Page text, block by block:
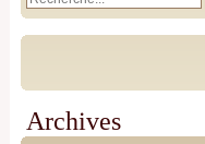
Archives